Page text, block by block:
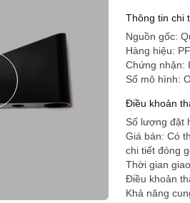
Thông tin chi
Nguồn gốc:
Hàng hiệu:
Chứng nhận:
Số mô hình:
Điều khoản
Số lượng đặt
Giá bán: Có
chi tiết đóng
Thời gian
Điều khoản
Khả năng